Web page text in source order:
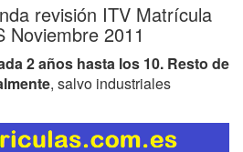
revisión ITV Matrícula
Noviembre 2011
2 años hasta los 10. Resto de
, salvo industriales